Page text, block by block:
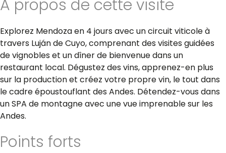
A propos de cette visite
Explorez Mendoza en 4 jours avec un circuit viticole à
travers Luján de Cuyo, comprenant des visites guidées
de vignobles et un dîner de bienvenue dans un
restaurant local. Dégustez des vins, apprenez-en plus
sur la production et créez votre propre vin, le tout dans
le cadre époustouflant des Andes. Détendez-vous dans
un SPA de montagne avec une vue imprenable sur les
Andes.
Points forts